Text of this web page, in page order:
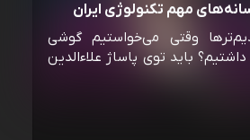
مهم تکنولوژی ایران
وقتی می‌خواستیم گوشی
باید توی پاساژ علاءالدین